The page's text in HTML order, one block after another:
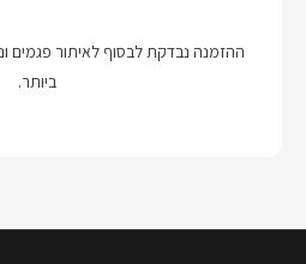
ההזמנה נבדקת לבסוף לאיתור פגמים
ביותר.